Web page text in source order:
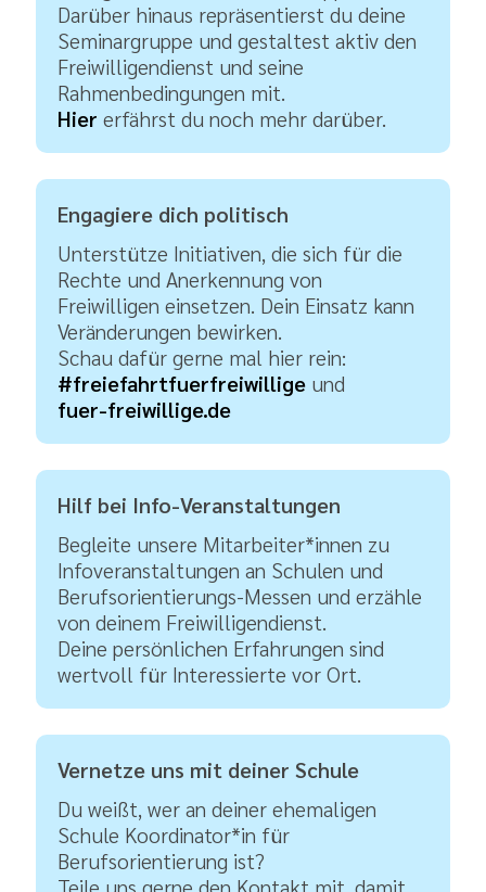
Darüber hinaus repräsentierst du deine
Seminargruppe und gestaltest aktiv den
Freiwilligendienst und seine
Rahmenbedingungen mit.
Hier erfährst du noch mehr darüber.
Engagiere dich politisch
Unterstütze Initiativen, die sich für die
Rechte und Anerkennung von
Freiwilligen einsetzen. Dein Einsatz kann
Veränderungen bewirken.
Schau dafür gerne mal hier rein:
#freiefahrtfuerfreiwillige und
fuer-freiwillige.de
Hilf bei Info-Veranstaltungen
Begleite unsere Mitarbeiter*innen zu
Infoveranstaltungen an Schulen und
Berufsorientierungs-Messen und erzähle
von deinem Freiwilligendienst.
Deine persönlichen Erfahrungen sind
wertvoll für Interessierte vor Ort.
Vernetze uns mit deiner Schule
Du weißt, wer an deiner ehemaligen
Schule Koordinator*in für
Berufsorientierung ist?
Teile uns gerne den Kontakt mit, damit